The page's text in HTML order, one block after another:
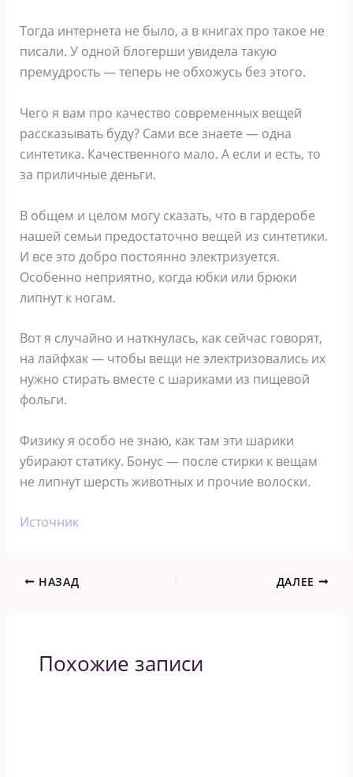
Тогда интернета не было, а в книгах про такое не
писали. У одной блогерши увидела такую
премудрость — теперь не обхожусь без этого.
Чего я вам про качество современных вещей
рассказывать буду? Сами все знаете — одна
синтетика. Качественного мало. А если и есть, то
за приличные деньги.
В общем и целом могу сказать, что в гардеробе
нашей семьи предостаточно вещей из синтетики.
И все это добро постоянно электризуется.
Особенно неприятно, когда юбки или брюки
липнут к ногам.
Вот я случайно и наткнулась, как сейчас говорят,
на лайфхак — чтобы вещи не электризовались их
нужно стирать вместе с шариками из пищевой
фольги.
Физику я особо не знаю, как там эти шарики
убирают статику. Бонус — после стирки к вещам
не липнут шерсть животных и прочие волоски.
Источник
НАЗАД ДАЛЕЕ
Похожие записи